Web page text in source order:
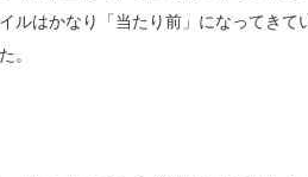
ルはかなり「当たり前」になってき
。